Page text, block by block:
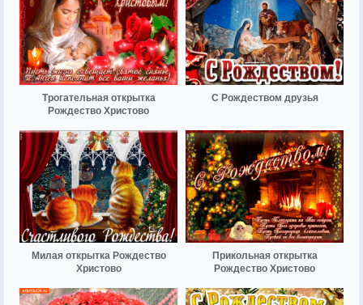
Трогательная открытка
Рождество Христово
С Рождеством друзья
Милая открытка Рождество
Христово
Прикольная открытка
Рождество Христово